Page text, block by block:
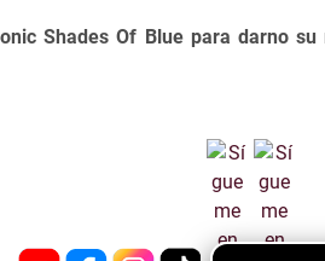
Shades Of Blue para darno